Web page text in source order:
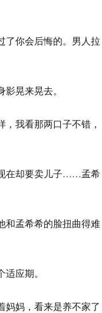
了你会后悔的。男人拉
晃来晃去。
我看那两口子不错，
在却要卖儿子……孟希
和孟希希的脸扭曲得难
应期。
妈妈，看来是养不家了